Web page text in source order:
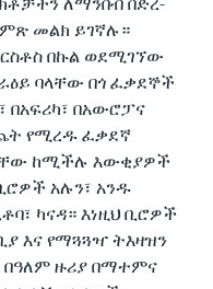
መልክ ይገኛሉ።
በኩል ወደሚገኘው
ባላቸው በጎ ፈቃደኞች
በአፍሪካ፣ በአውሮፓና
የሚረዱ ፈቃደኛ
ከሚችሉ እውቂያዎች
አሉን፣ አንዱ
ካናዳ። እነዚህ ቢሮዎች
እና የማጓጓዣ ትእዛዝን
ዙሪያ በማተምና